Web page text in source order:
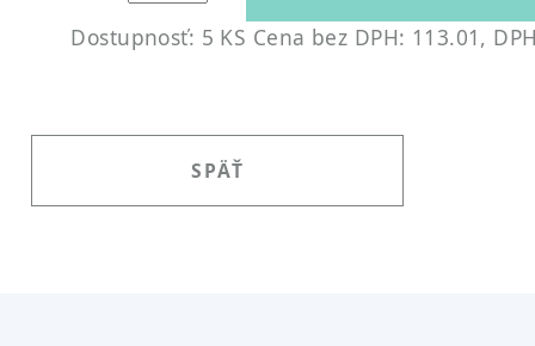
Dostupnosť: 5 KS Cena bez DPH: 113.01,
SPÄŤ